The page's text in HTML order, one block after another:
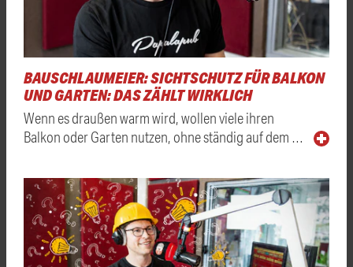
BAUSCHLAUMEIER: SICHTSCHUTZ FÜR BALKON
UND GARTEN: DAS ZÄHLT WIRKLICH
Wenn es draußen warm wird, wollen viele ihren
Balkon oder Garten nutzen, ohne ständig auf dem …